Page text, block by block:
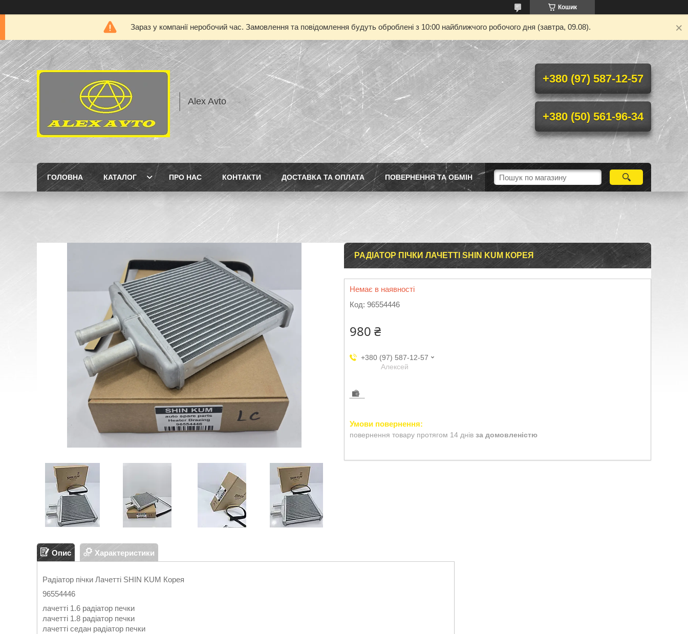
Кошик
Зараз у компанії неробочий час. Замовлення та повідомлення будуть оброблені з 10:00 найближчого робочого дня (завтра, 09.08).
Alex Avto
+380 (97) 587-12-57
+380 (50) 561-96-34
ГОЛОВНА КАТАЛОГ ПРО НАС КОНТАКТИ ДОСТАВКА ТА ОПЛАТА ПОВЕРНЕННЯ ТА ОБМІН
РАДІАТОР ПІЧКИ ЛАЧЕТТІ SHIN KUM КОРЕЯ
Немає в наявності
Код: 96554446
980 ₴
+380 (97) 587-12-57
Aлексей
повернення товару протягом 14 днів за домовленістю
Опис Характеристики
Радіатор пічки Лачетті SHIN KUM Корея
96554446
лачетті 1.6 радіатор печки
лачетті 1.8 радіатор печки
лачетті седан радіатор печки